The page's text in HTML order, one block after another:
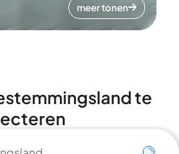
meer tonen
te